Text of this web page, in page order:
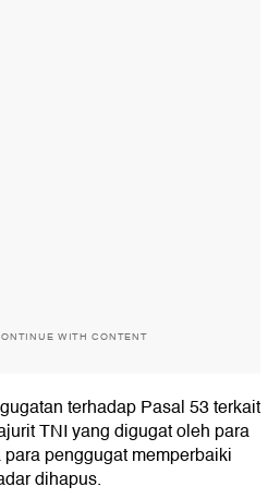
WITH CONTENT
terhadap Pasal 53 terkait
TNI yang digugat oleh para
penggugat memperbaiki
dihapus.